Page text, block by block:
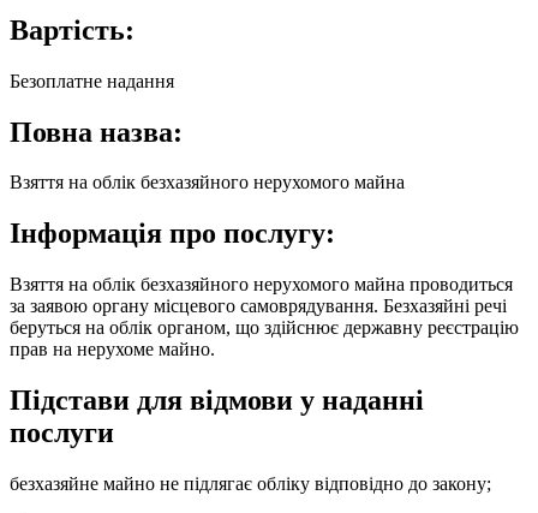
Вартість:
Безоплатне надання
Повна назва:
Взяття на облік безхазяйного нерухомого майна
Інформація про послугу:
Взяття на облік безхазяйного нерухомого майна проводиться
за заявою органу місцевого самоврядування. Безхазяйні речі
беруться на облік органом, що здійснює державну реєстрацію
прав на нерухоме майно.
Підстави для відмови у наданні
послуги
безхазяйне майно не підлягає обліку відповідно до закону;